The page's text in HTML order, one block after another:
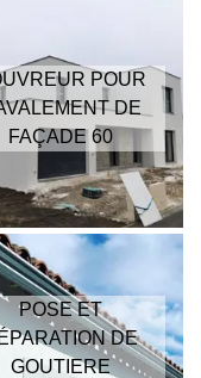
POUR
DE
FAÇADE 60
POSE ET
DE
GOUTIERE